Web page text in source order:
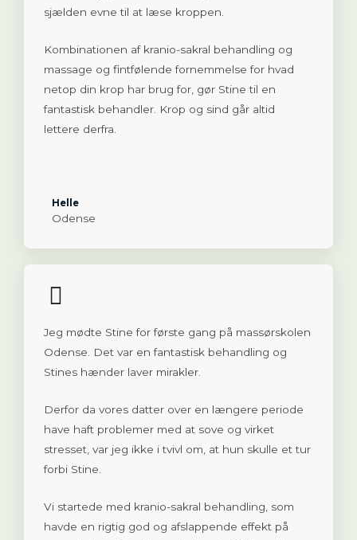
sjælden evne til at læse kroppen.
Kombinationen af kranio-sakral behandling og
massage og fintfølende fornemmelse for hvad
netop din krop har brug for, gør Stine til en
fantastisk behandler. Krop og sind går altid
lettere derfra.
Helle
Odense
Jeg mødte Stine for første gang på massørskolen
Odense. Det var en fantastisk behandling og
Stines hænder laver mirakler.
Derfor da vores datter over en længere periode
have haft problemer med at sove og virket
stresset, var jeg ikke i tvivl om, at hun skulle et tur
forbi Stine.
Vi startede med kranio-sakral behandling, som
havde en rigtig god og afslappende effekt på